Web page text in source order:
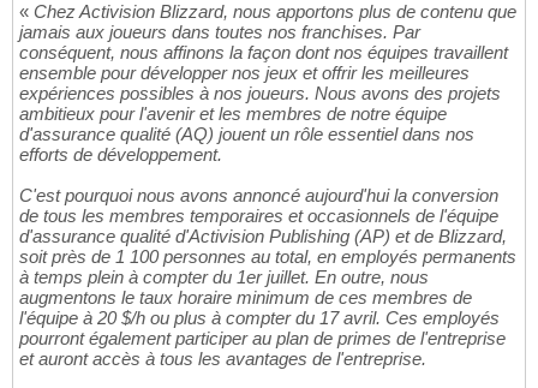
« Chez Activision Blizzard, nous apportons plus de contenu que
jamais aux joueurs dans toutes nos franchises. Par
conséquent, nous affinons la façon dont nos équipes travaillent
ensemble pour développer nos jeux et offrir les meilleures
expériences possibles à nos joueurs. Nous avons des projets
ambitieux pour l'avenir et les membres de notre équipe
d'assurance qualité (AQ) jouent un rôle essentiel dans nos
efforts de développement.
C'est pourquoi nous avons annoncé aujourd'hui la conversion
de tous les membres temporaires et occasionnels de l'équipe
d'assurance qualité d'Activision Publishing (AP) et de Blizzard,
soit près de 1 100 personnes au total, en employés permanents
à temps plein à compter du 1er juillet. En outre, nous
augmentons le taux horaire minimum de ces membres de
l'équipe à 20 $/h ou plus à compter du 17 avril. Ces employés
pourront également participer au plan de primes de l'entreprise
et auront accès à tous les avantages de l'entreprise.